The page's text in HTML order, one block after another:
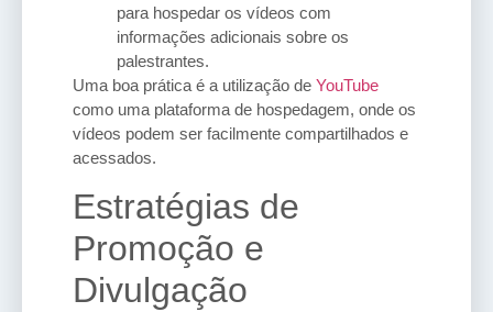
para hospedar os vídeos com
informações adicionais sobre os
palestrantes.
Uma boa prática é a utilização de YouTube
como uma plataforma de hospedagem, onde os
vídeos podem ser facilmente compartilhados e
acessados.
Estratégias de
Promoção e
Divulgação